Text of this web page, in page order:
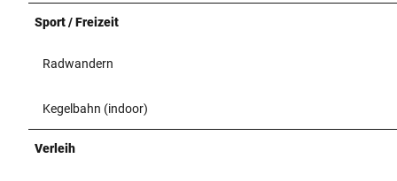
Sport / Freizeit
Radwandern
Kegelbahn (indoor)
Verleih